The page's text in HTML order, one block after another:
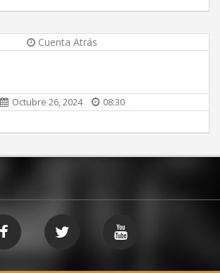
Cuenta Atrás
Octubre 26, 2024 08:30